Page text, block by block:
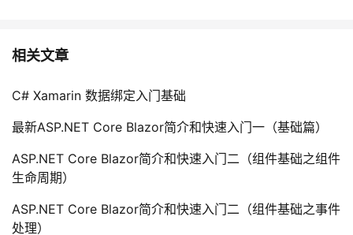
相关文章
C# Xamarin 数据绑定入门基础
最新ASP.NET Core Blazor简介和快速入门一（基础篇）
ASP.NET Core Blazor简介和快速入门二（组件基础之组件
生命周期）
ASP.NET Core Blazor简介和快速入门二（组件基础之事件
处理）